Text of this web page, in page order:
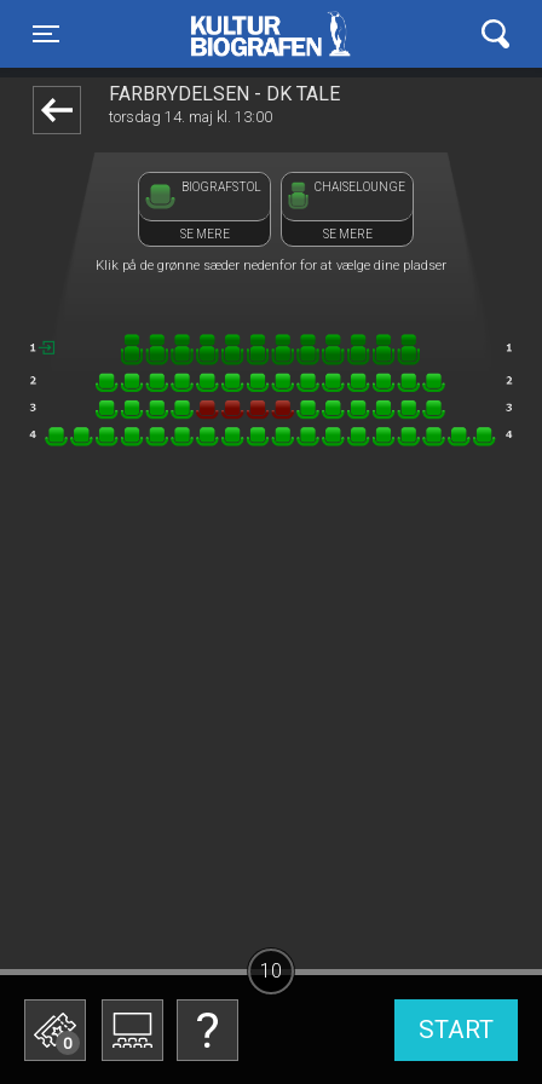
Toggle navigation
Kulturbiografen
FÅRBRYDELSEN - DK TALE
torsdag 14. maj kl. 13:00
BIOGRAFSTOL
SE MERE
CHAISELOUNGE
SE MERE
Klik på de grønne sæder nedenfor for at vælge dine pladser
0 START
10
front05-temp 041202